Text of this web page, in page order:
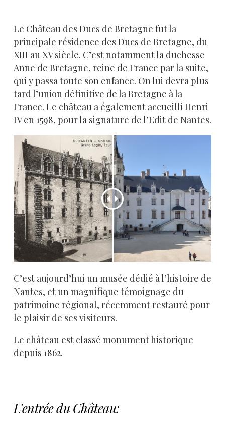
Le Château des Ducs de Bretagne fut la
principale résidence des Ducs de Bretagne, du
XIII au XV siècle. C’est notamment la duchesse
Anne de Bretagne, reine de France par la suite,
qui y passa toute son enfance. On lui devra plus
tard l’union définitive de la Bretagne à la
France. Le château a également accueilli Henri
IV en 1598, pour la signature de l’Edit de Nantes.
C’est aujourd’hui un musée dédié à l’histoire de
Nantes, et un magnifique témoignage du
patrimoine régional, récemment restauré pour
le plaisir de ses visiteurs.
Le château est classé monument historique
depuis 1862.
L’entrée du Château: